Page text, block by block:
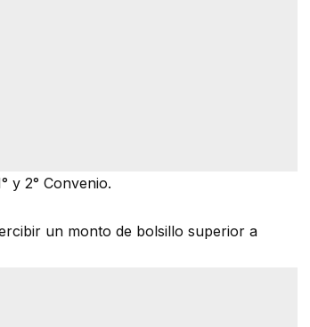
y 2° Convenio.
un monto de bolsillo superior a